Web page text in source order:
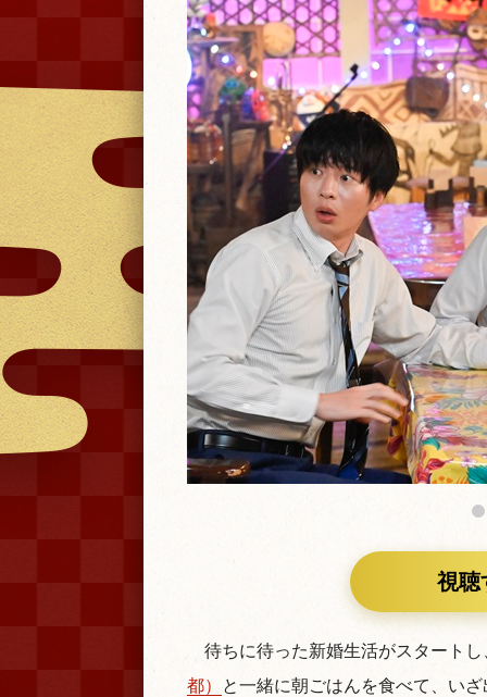
視聴
待ちに待った新婚生活がスタートし
都）
と一緒に朝ごはんを食べて、い